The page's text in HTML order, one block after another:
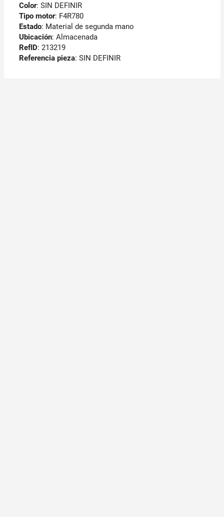
Color: SIN DEFINIR
Tipo motor: F4R780
Estado: Material de segunda mano
Ubicación: Almacenada
RefID: 213219
Referencia pieza: SIN DEFINIR